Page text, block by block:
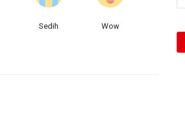
Sedih Wow